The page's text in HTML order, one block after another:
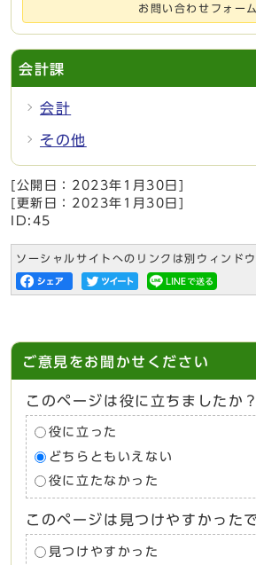
お問い合わせフォーム
会計課
会計
その他
[公開日： 2023年1月30日
[更新日： 2023年1月30日
ID:45
ソーシャルサイトへのリンクは別ウィンド
ご意見をお聞かせください
このページは役に立ちましたか？
役に立った
どちらともいえない
役に立たなかった
このページは見つけやすかった
見つけやすかった